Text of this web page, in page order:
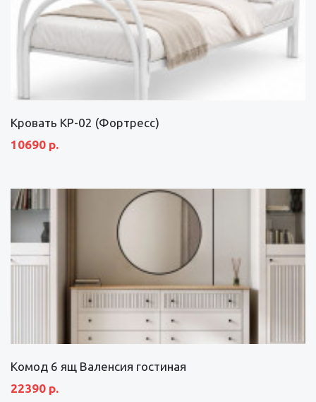
Кровать КР-02 (Фортресс)
10690 р.
Комод 6 ящ Валенсия гостиная
22390 р.